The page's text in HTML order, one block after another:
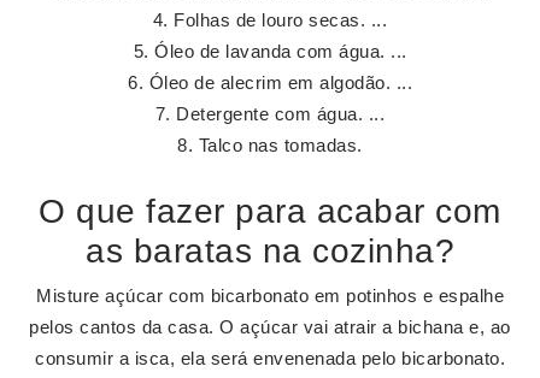
Folhas de louro secas. ...
Óleo de lavanda com água. ...
Óleo de alecrim em algodão. ...
Detergente com água. ...
Talco nas tomadas.
O que fazer para acabar com
as baratas na cozinha?
Misture açúcar com bicarbonato em potinhos e espalhe
pelos cantos da casa. O açúcar vai atrair a bichana e, ao
consumir a isca, ela será envenenada pelo bicarbonato.